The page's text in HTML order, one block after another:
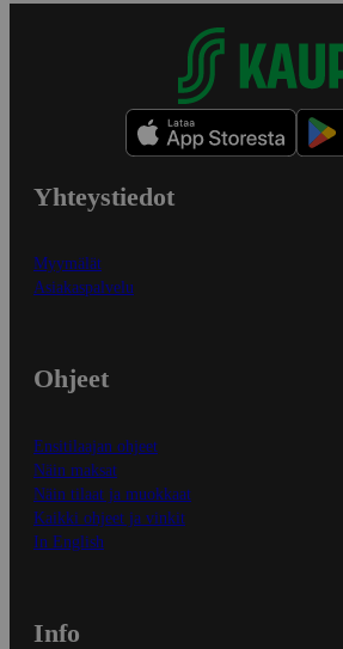
Yhteystiedot
Myymälät
Asiakaspalvelu
Ohjeet
Ensitilaajan ohjeet
Näin maksat
Näin tilaat ja muokkaat
Kaikki ohjeet ja vinkit
In English
Info